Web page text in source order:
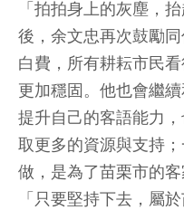
「拍拍身上的灰塵，
後，余文忠再次鼓勵
白費，所有耕耘市民
更加穩固。他也會繼
提升自己的客語能力
取更多的資源與支持
做，是為了苗栗市的
「只要堅持下去，屬